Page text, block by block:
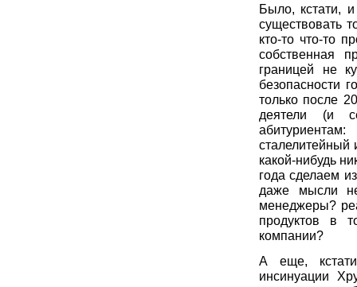
Было, кстати,
существовать
кто-то что-то
собственная
границей не
безопасности
только после
деятели (и
сталелитейный
какой-нибудь
года сделаем
даже мысли
менеджеры?
продуктов в
компании?
А еще,
инсинуации